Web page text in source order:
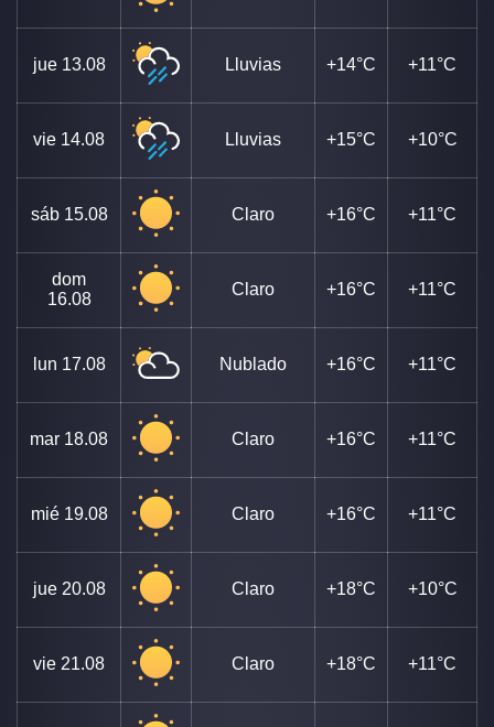
jue 13.08 Lluvias +14°C +11°C
vie 14.08 Lluvias +15°C +10°C
sáb 15.08 Claro +16°C +11°C
dom
16.08
Claro +16°C +11°C
lun 17.08 Nublado +16°C +11°C
mar 18.08 Claro +16°C +11°C
mié 19.08 Claro +16°C +11°C
jue 20.08 Claro +18°C +10°C
vie 21.08 Claro +18°C +11°C